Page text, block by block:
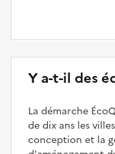
Y a-t-il des
La démarche
de dix ans les
conception et la